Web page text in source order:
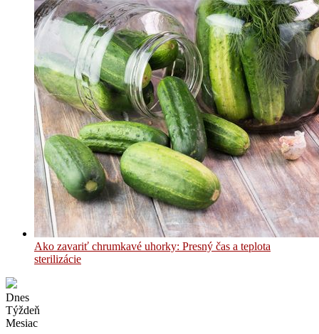
Ako zavariť chrumkavé uhorky: Presný čas a teplota
sterilizácie
Dnes
Týždeň
Mesiac